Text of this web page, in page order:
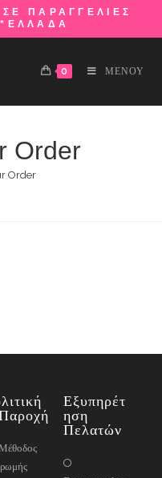
ΠΑΡΑΓΓΕΛΙΕΣ
0 ΜΕΝΟΥ
Order
Order
Εξυπηρέτ
Ηση
Πελατών